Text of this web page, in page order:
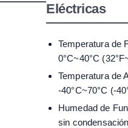
Eléctricas
Temperatura de
0°C~40°C
Temperatura de
-40°C~70°C (-
Humedad de
sin condensación